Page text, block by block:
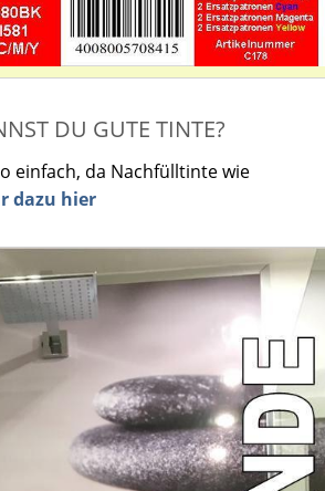
DU GUTE TINTE?
einfach, da Nachfülltinte wie
dazu hier